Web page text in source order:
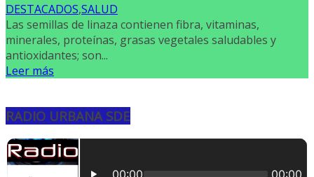
DESTACADOS,SALUD
Las semillas de linaza contienen fibra, vitaminas,
minerales, proteínas, grasas vegetales saludables y
antioxidantes; son...
Leer más
RADIO URBANA SDE